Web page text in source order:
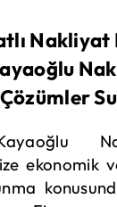
Nakliyat
ekonomik